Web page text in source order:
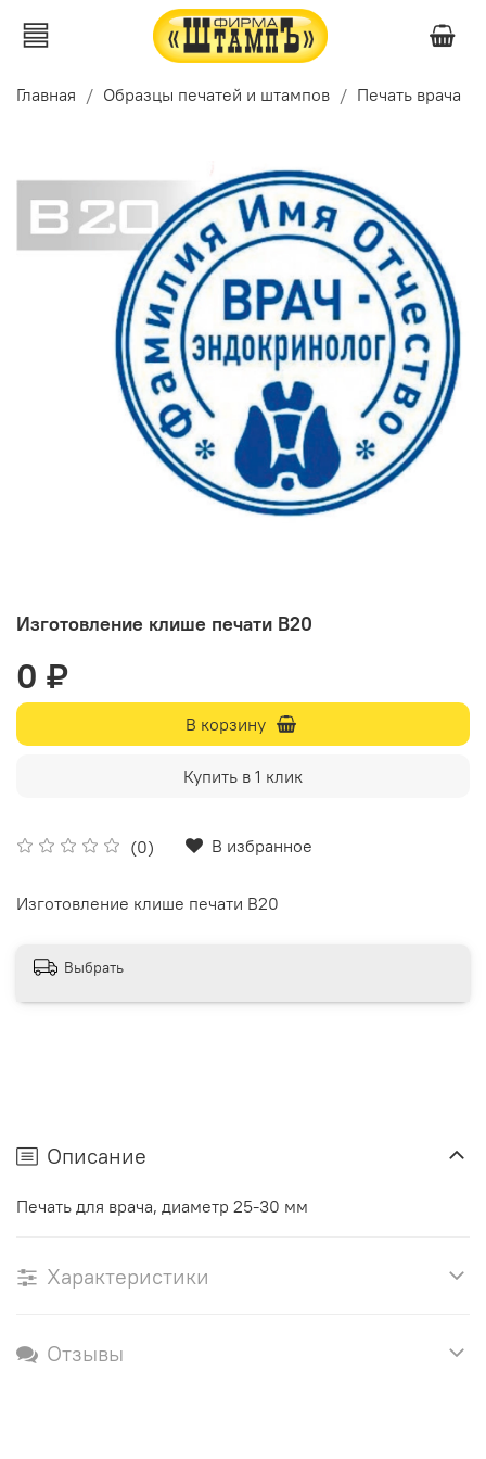
Главная Образцы печатей и штампов Печать врача
Изготовление клише печати В20
(0) В избранное
0 ₽
В корзину
Купить в 1 клик
Изготовление клише печати В20
Выбрать
Описание
Печать для врача, диаметр 25-30 мм
Характеристики
Отзывы